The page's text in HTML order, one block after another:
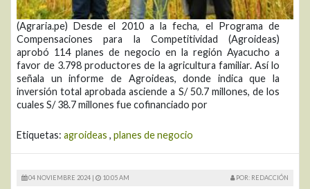
(Agraria.pe) Desde el 2010 a la fecha, el Programa de
Compensaciones para la Competitividad (Agroideas)
aprobó 114 planes de negocio en la región Ayacucho a
favor de 3.798 productores de la agricultura familiar. Así lo
señala un informe de Agroideas, donde indica que la
inversión total aprobada asciende a S/ 50.7 millones, de los
cuales S/ 38.7 millones fue cofinanciado por
Etiquetas: agroideas , planes de negocio
04 NOVIEMBRE 2024 | 10:05 AM POR: REDACCIÓN